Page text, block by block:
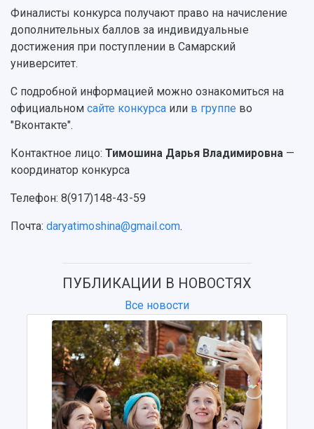
Архив
Фирменный стиль
Устойчивое развитие
Кампус
3D-тур по университету
Учебный аэродром
Центр истории авиационных двигателей
Умный дом бабочек
Международный межвузовский кампус
Официальные документы
Библиотека
Видеолекции
Противодействие COVID-19
Областной конкурс "Молодой учёный"
Отчеты о научно-исследовательской
деятельности
Журналы Самарского университета
Научные конференции
Патенты
Публикации и издания
Финалисты конкурса получают право на начисление
дополнительных баллов за индивидуальные
достижения при поступлении в Самарский
университет.
С подробной информацией можно ознакомиться на
официальном сайте конкурса или в группе во
"Вконтакте".
Контактное лицо: Тимошина Дарья Владимировна —
координатор конкурса
Телефон: 8(917)148-43-59
Почта: daryatimoshina@gmail.com.
ПУБЛИКАЦИИ В НОВОСТЯХ
Все новости